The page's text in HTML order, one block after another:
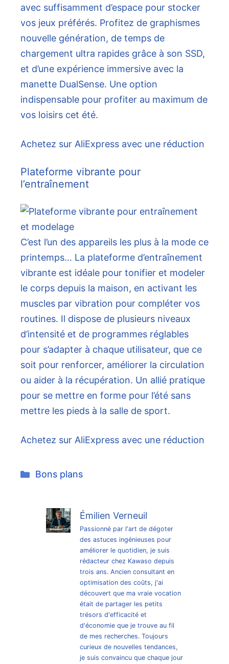
avec suffisamment d’espace pour stocker
vos jeux préférés. Profitez de graphismes
nouvelle génération, de temps de
chargement ultra rapides grâce à son SSD,
et d’une expérience immersive avec la
manette DualSense. Une option
indispensable pour profiter au maximum de
vos loisirs cet été.
Achetez sur AliExpress avec une réduction
Plateforme vibrante pour
l’entraînement
C’est l’un des appareils les plus à la mode ce
printemps… La plateforme d’entraînement
vibrante est idéale pour tonifier et modeler
le corps depuis la maison, en activant les
muscles par vibration pour compléter vos
routines. Il dispose de plusieurs niveaux
d’intensité et de programmes réglables
pour s’adapter à chaque utilisateur, que ce
soit pour renforcer, améliorer la circulation
ou aider à la récupération. Un allié pratique
pour se mettre en forme pour l’été sans
mettre les pieds à la salle de sport.
Achetez sur AliExpress avec une réduction
Catégories
Bons plans
Émilien Verneuil
Passionné par l'art de dégoter
des astuces ingénieuses pour
améliorer le quotidien, je suis
rédacteur chez Kawaso depuis
trois ans. Ancien consultant en
optimisation des coûts, j'ai
découvert que ma vraie vocation
était de partager les petits
trésors d'efficacité et
d'économie que je trouve au fil
de mes recherches. Toujours
curieux de nouvelles tendances,
je suis convaincu que chaque jour